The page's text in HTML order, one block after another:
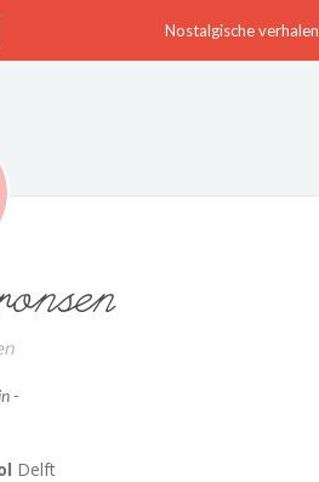
Nostalgische verhalen
-
Delft